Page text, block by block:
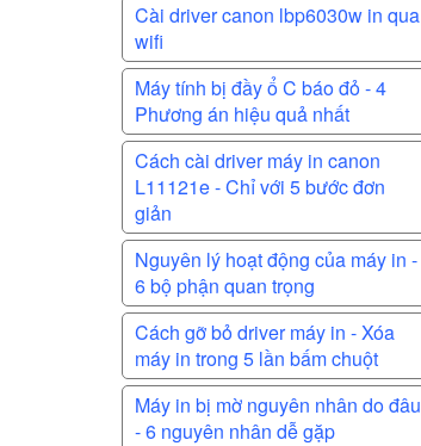
Cài driver canon lbp6030w in qua
wifi
Máy tính bị đầy ổ C báo đỏ - 4
Phương án hiệu quả nhất
Cách cài driver máy in canon
L11121e - Chỉ với 5 bước đơn
giản
Nguyên lý hoạt động của máy in -
6 bộ phận quan trọng
Cách gỡ bỏ driver máy in - Xóa
máy in trong 5 lần bấm chuột
Máy in bị mờ nguyên nhân do đâu
- 6 nguyên nhân dễ gặp